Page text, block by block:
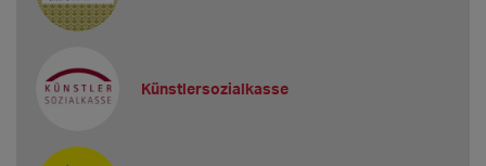
Künstlersozialkasse